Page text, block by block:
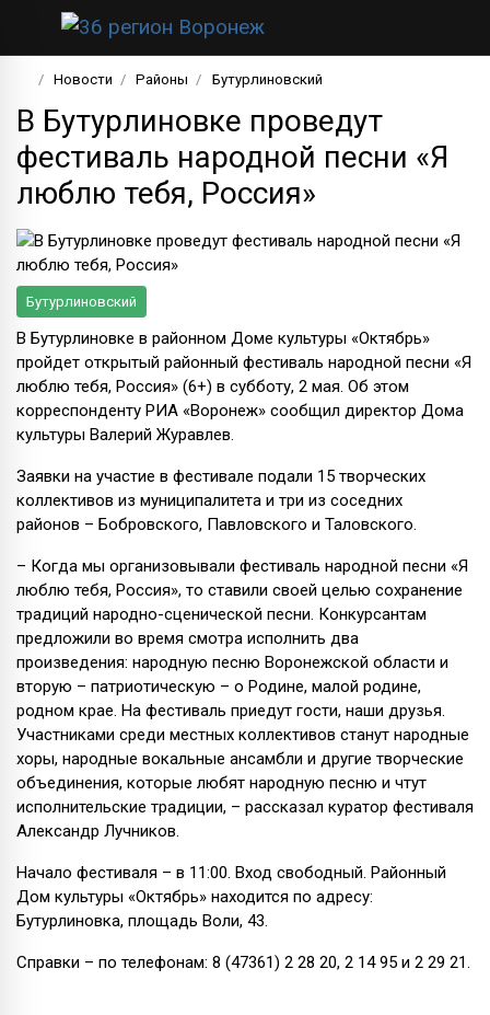
Новости Районы Бутурлиновский
В Бутурлиновке проведут
фестиваль народной песни «Я
люблю тебя, Россия»
Бутурлиновский
В Бутурлиновке в районном Доме культуры «Октябрь»
пройдет открытый районный фестиваль народной песни «Я
люблю тебя, Россия» (6+) в субботу, 2 мая. Об этом
корреспонденту РИА «Воронеж» сообщил директор Дома
культуры Валерий Журавлев.
Заявки на участие в фестивале подали 15 творческих
коллективов из муниципалитета и три из соседних
районов – Бобровского, Павловского и Таловского.
– Когда мы организовывали фестиваль народной песни «Я
люблю тебя, Россия», то ставили своей целью сохранение
традиций народно-сценической песни. Конкурсантам
предложили во время смотра исполнить два
произведения: народную песню Воронежской области и
вторую – патриотическую – о Родине, малой родине,
родном крае. На фестиваль приедут гости, наши друзья.
Участниками среди местных коллективов станут народные
хоры, народные вокальные ансамбли и другие творческие
объединения, которые любят народную песню и чтут
исполнительские традиции, – рассказал куратор фестиваля
Александр Лучников.
Начало фестиваля – в 11:00. Вход свободный. Районный
Дом культуры «Октябрь» находится по адресу:
Бутурлиновка, площадь Воли, 43.
Справки – по телефонам: 8 (47361) 2 28 20, 2 14 95 и 2 29 21.